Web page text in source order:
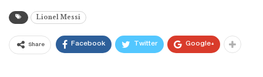
Lionel Messi
Share Facebook Twitter Google+